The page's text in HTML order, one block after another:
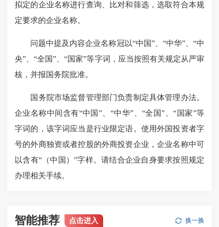
拟定的企业名称进行查询、比对和筛选，选取符合本规
定要求的企业名称。
问题中提及内容企业名称冠以“中国”、“中华”、“中
央”、“全国”、“国家”等字词，应当按照有关规定从严审
核，并报国务院批准。
国务院市场监督管理部门负责制定具体管理办法。
企业名称中间含有“中国”、“中华”、“全国”、“国家”等
字词的，该字词应当是行业限定语。使用外国投资者字
号的外商独资或者控股的外商投资企业，企业名称中可
以含有“（中国）”字样。请结合企业自身要求按照规定
办理相关手续。
智能推荐 点击进入 换一换